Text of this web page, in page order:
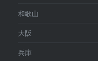
和歌山
大阪
兵庫